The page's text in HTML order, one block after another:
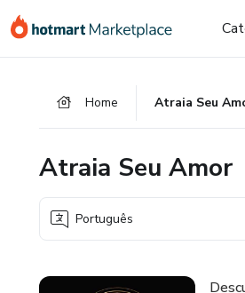
para
para
para
Home Atraia Seu
Atraia Seu Amor
Português